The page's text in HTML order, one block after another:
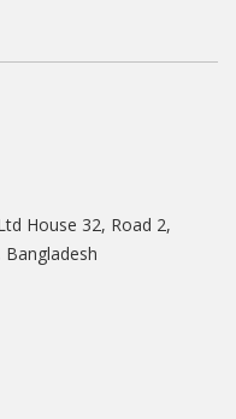
House 32, Road 2,